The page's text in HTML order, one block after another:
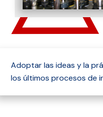
Adoptar las ideas y la
los últimos procesos de